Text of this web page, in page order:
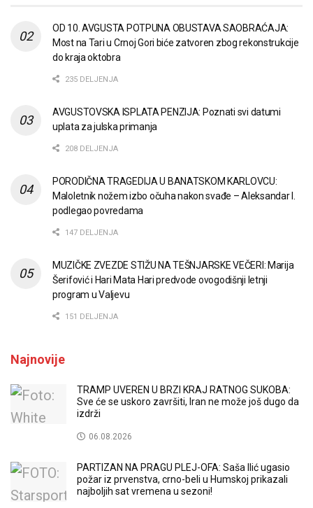
OD 10. AVGUSTA POTPUNA OBUSTAVA SAOBRAĆAJA:
Most na Tari u Crnoj Gori biće zatvoren zbog rekonstrukcije
do kraja oktobra
235 DELJENJA
AVGUSTOVSKA ISPLATA PENZIJA: Poznati svi datumi
uplata za julska primanja
208 DELJENJA
PORODIČNA TRAGEDIJA U BANATSKOM KARLOVCU:
Maloletnik nožem izbo očuha nakon svađe – Aleksandar I.
podlegao povredama
147 DELJENJA
MUZIČKE ZVEZDE STIŽU NA TEŠNJARSKE VEČERI: Marija
Šerifović i Hari Mata Hari predvode ovogodišnji letnji
program u Valjevu
151 DELJENJA
Najnovije
TRAMP UVEREN U BRZI KRAJ RATNOG SUKOBA:
Sve će se uskoro završiti, Iran ne može još dugo da
izdrži
06.08.2026
PARTIZAN NA PRAGU PLEJ-OFA: Saša Ilić ugasio
požar iz prvenstva, crno-beli u Humskoj prikazali
najboljih sat vremena u sezoni!